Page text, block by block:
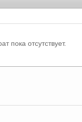
пока отсутствует.